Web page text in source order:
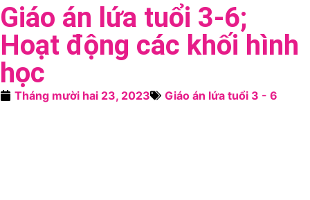
Giáo án lứa tuổi 3-6;
Hoạt động các khối hình
học
Tháng mười hai 23, 2023 Giáo án lứa tuổi 3 - 6